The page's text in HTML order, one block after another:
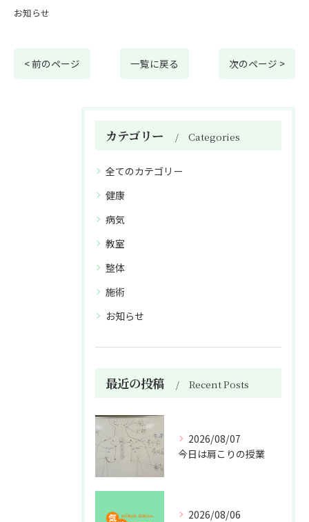
お知らせ
< 前のページ 一覧に戻る 次のページ >
カテゴリー Categories
全てのカテゴリー
健康
病気
教室
整体
施術
お知らせ
最近の投稿 Recent Posts
2026/08/07
今日は肩こりの授業
2026/08/06